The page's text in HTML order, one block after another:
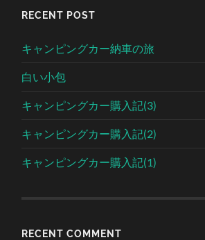
RECENT POST
キャンピングカー納車の旅
白い小包
キャンピングカー購入記(3)
キャンピングカー購入記(2)
キャンピングカー購入記(1)
RECENT COMMENT